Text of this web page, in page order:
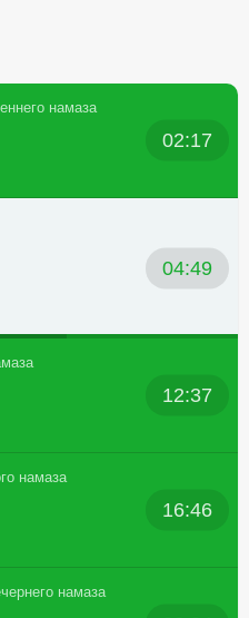
намаза
02:17
04:49
12:37
намаза
16:46
намаза